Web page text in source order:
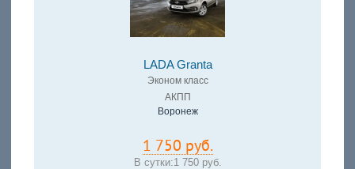
LADA Granta
Эконом класс
АКПП
Воронеж
1 750 руб.
В сутки:1 750 руб.